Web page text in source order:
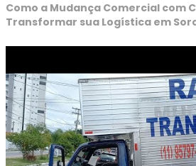
Como a Mudança Comercial com
Transformar sua Logística em